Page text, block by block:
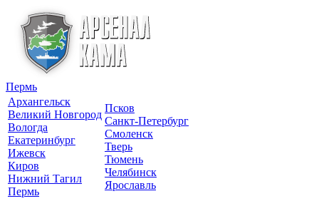
Пермь
Архангельск
Великий Новгород
Вологда
Екатеринбург
Ижевск
Киров
Нижний Тагил
Пермь
Псков
Санкт-Петербург
Смоленск
Тверь
Тюмень
Челябинск
Ярославль